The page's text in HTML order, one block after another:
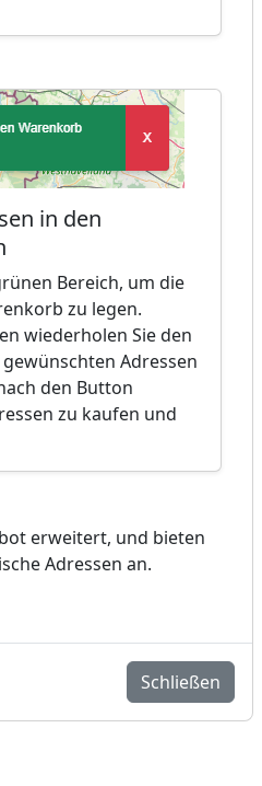
in den
Bereich, um die
zu legen.
wiederholen Sie den
Adressen
den Button
zu kaufen und
erweitert, und bieten
Adressen an.
Schließen